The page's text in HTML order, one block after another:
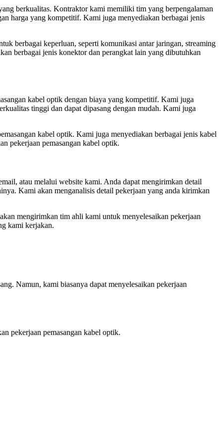
berkualitas. Kontraktor kami memiliki tim yang berpengalaman
harga yang kompetitif. Kami juga menyediakan berbagai jenis
berbagai keperluan, seperti komunikasi antar jaringan, streaming
berbagai jenis konektor dan perangkat lain yang dibutuhkan
kabel optik dengan biaya yang kompetitif. Kami juga
tinggi dan dapat dipasang dengan mudah. Kami juga
kabel optik. Kami juga menyediakan berbagai jenis kabel
pekerjaan pemasangan kabel optik.
atau melalui website kami. Anda dapat mengirimkan detail
Kami akan menganalisis detail pekerjaan yang anda kirimkan
mengirimkan tim ahli kami untuk menyelesaikan pekerjaan
kami kerjakan.
Namun, kami biasanya dapat menyelesaikan pekerjaan
pekerjaan pemasangan kabel optik.